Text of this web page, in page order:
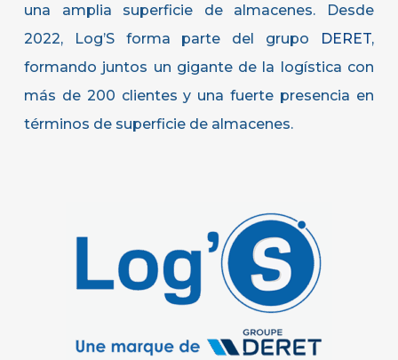
una amplia superficie de almacenes. Desde
2022, Log’S forma parte del grupo DERET,
formando juntos un gigante de la logística con
más de 200 clientes y una fuerte presencia en
términos de superficie de almacenes.